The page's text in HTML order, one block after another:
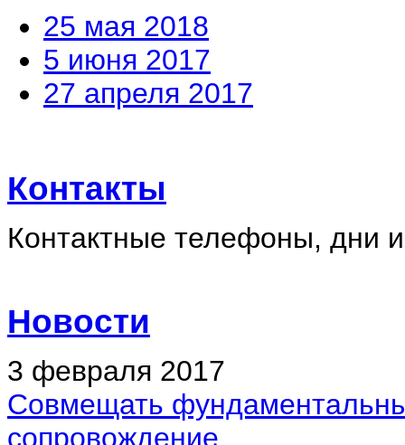
25 мая 2018
5 июня 2017
27 апреля 2017
Контакты
Контактные телефоны, дни
Новости
3 февраля 2017
Совмещать
сопровождение